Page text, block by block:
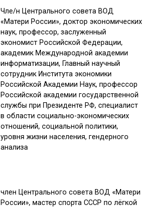
Чле/н Центрального совета ВОД
«Матери России», доктор экономических
наук, профессор, заслуженный
экономист Российской Федерации,
академик Международной академии
информатизации, Главный научный
сотрудник Института экономики
Российской Академии Наук, профессор
Российской академии государственной
службы при Президенте РФ, специалист
в области социально-экономических
отношений, социальной политики,
уровня жизни населения, гендерного
анализа
член Центрального совета ВОД «Матери
России», мастер спорта СССР по лёгкой